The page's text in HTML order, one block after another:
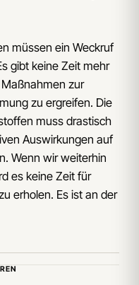
müssen ein Weckruf
gibt keine Zeit mehr
zur
zu ergreifen. Die
muss drastisch
Auswirkungen auf
Wenn wir weiterhin
es keine Zeit für
erholen. Es ist an der